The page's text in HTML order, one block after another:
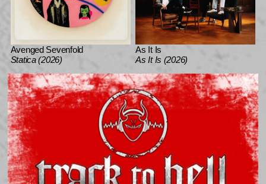
Avenged Sevenfold
Statica (2026)
As It Is
As It Is (2026)